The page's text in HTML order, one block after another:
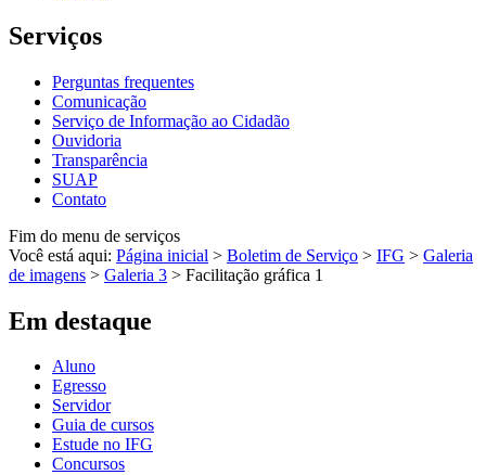
Serviços
Perguntas frequentes
Comunicação
Serviço de Informação ao Cidadão
Ouvidoria
Transparência
SUAP
Contato
Fim do menu de serviços
Você está aqui: Página inicial > Boletim de Serviço > IFG > Galeria
de imagens > Galeria 3 > Facilitação gráfica 1
Em destaque
Aluno
Egresso
Servidor
Guia de cursos
Estude no IFG
Concursos